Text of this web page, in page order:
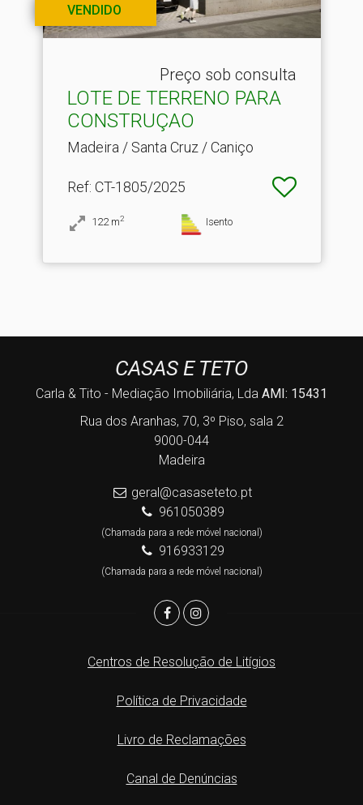
VENDIDO
Preço sob consulta
LOTE DE TERRENO PARA
CONSTRUÇAO
Madeira / Santa Cruz / Caniço
Ref: CT-1805/2025
122 m2 Isento
CASAS E TETO
Carla & Tito - Mediação Imobiliária, Lda AMI: 15431
Rua dos Aranhas, 70, 3º Piso, sala 2
9000-044
Madeira
geral@casaseteto.pt
961050389
(Chamada para a rede móvel nacional)
916933129
(Chamada para a rede móvel nacional)
Centros de Resolução de Litígios
Política de Privacidade
Livro de Reclamações
Canal de Denúncias